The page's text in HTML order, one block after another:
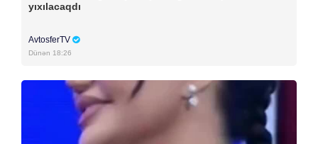
yıxılacaqdı
AvtosferTV
Dünən 18:26